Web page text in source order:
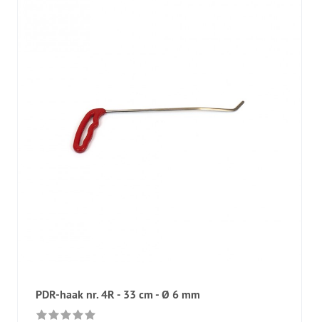
PDR-haak nr. 4R - 33 cm - Ø 6 mm